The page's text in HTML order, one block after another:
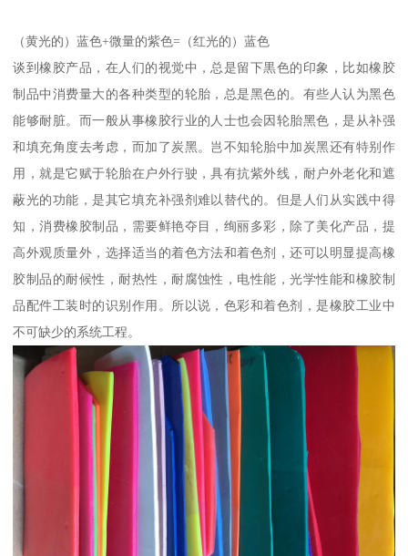
（黄光的）蓝色+微量的紫色=（红光的）蓝色
谈到橡胶产品，在人们的视觉中，总是留下黒色的印象，比如橡胶
制品中消费量大的各种类型的轮胎，总是黑色的。有些人认为黑色
能够耐脏。而一般从事橡胶行业的人士也会因轮胎黑色，是从补强
和填充角度去考虑，而加了炭黑。岂不知轮胎中加炭黑还有特别作
用，就是它赋于轮胎在户外行驶，具有抗紫外线，耐户外老化和遮
蔽光的功能，是其它填充补强剂难以替代的。但是人们从实践中得
知，消费橡胶制品，需要鲜艳夺目，绚丽多彩，除了美化产品，提
高外观质量外，选择适当的着色方法和着色剂，还可以明显提高橡
胶制品的耐候性，耐热性，耐腐蚀性，电性能，光学性能和橡胶制
品配件工装时的识别作用。所以说，色彩和着色剂，是橡胶工业中
不可缺少的系统工程。